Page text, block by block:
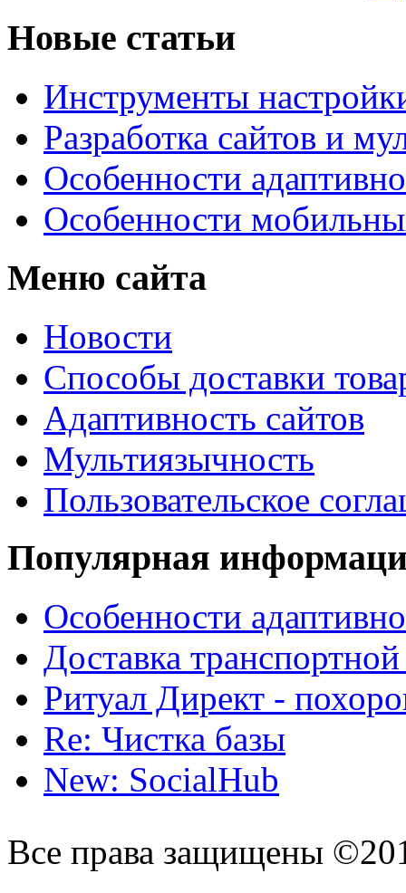
Новые статьи
Инструменты
Разработка сайтов и
Особенности
Особенности
Меню сайта
Новости
Способы доставки
Адаптивность сайтов
Мультиязычность
Пользовательское
Популярная
Особенности
Доставка
Ритуал Директ -
Re: Чистка базы
New: SocialHub
Все права защищены